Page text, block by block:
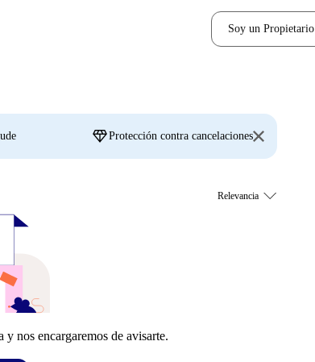
Soy un Propietario
diamondProtección contra cancelaciones
y nos encargaremos de avisarte.